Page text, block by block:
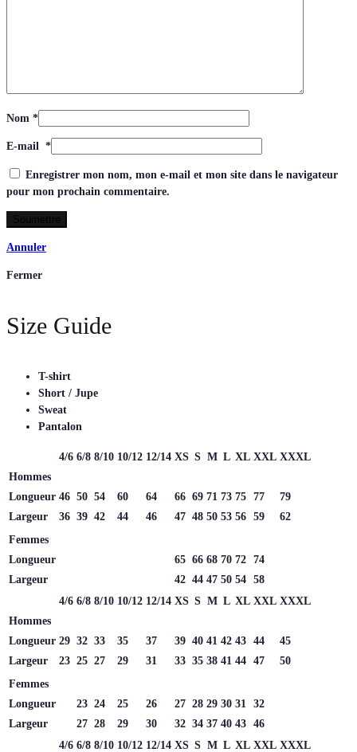
Nom *
E-mail *
Enregistrer mon nom, mon e-mail et mon site dans le navigateur
pour mon prochain commentaire.
Annuler
Fermer
Size Guide
T-shirt
Short / Jupe
Sweat
Pantalon
4/6 6/8 8/10 10/12 12/14 XS S M L XL XXL XXXL
Hommes
Longueur 46 50 54 60 64 66 69 71 73 75 77
79
Largeur
36 39 42 44 46 47 48 50 53 56 59
62
Femmes
Longueur
65 66 68 70 72 74
Largeur
42 44 47 50 54 58
4/6 6/8 8/10 10/12 12/14 XS S M L XL XXL XXXL
Hommes
Longueur 29 32 33 35 37 39 40 41 42 43 44
45
Largeur
23 25 27 29 31 33 35 38 41 44 47
50
Femmes
Longueur
23 24 25 26 27 28 29 30 31
32
Largeur
27 28 29 30 32 34 37 40 43 46
4/6 6/8 8/10 10/12 12/14 XS S M L XL XXL XXXL